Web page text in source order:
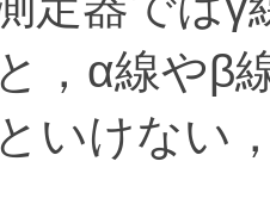
，α線やβ
いけない